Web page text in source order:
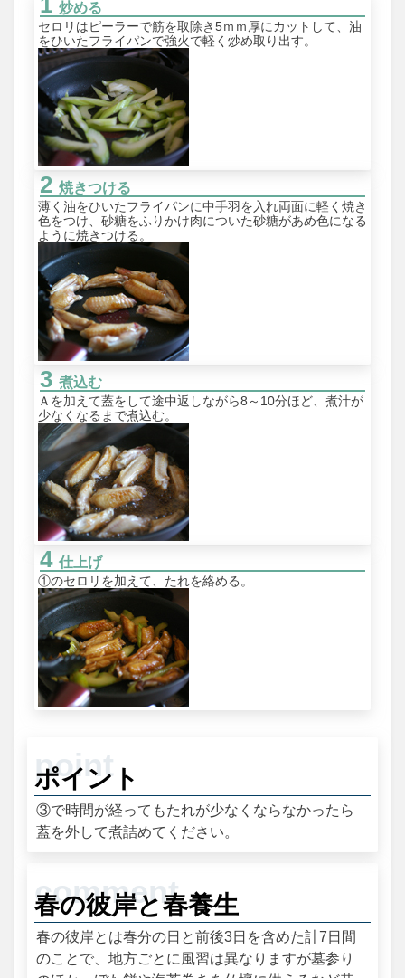
炒める
セロリはピーラーで筋を取除き5ｍｍ厚にカットして、油
をひいたフライパンで強火で軽く炒め取り出す。
焼きつける
薄く油をひいたフライパンに中手羽を入れ両面に軽く焼き
色をつけ、砂糖をふりかけ肉についた砂糖があめ色になる
ように焼きつける。
煮込む
Ａを加えて蓋をして途中返しながら8～10分ほど、煮汁が
少なくなるまで煮込む。
仕上げ
①のセロリを加えて、たれを絡める。
ポイント
③で時間が経ってもたれが少なくならなかったら
蓋を外して煮詰めてください。
春の彼岸と春養生
春の彼岸とは春分の日と前後3日を含めた計7日間
のことで、地方ごとに風習は異なりますが墓参り